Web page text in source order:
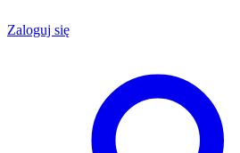
Zaloguj się